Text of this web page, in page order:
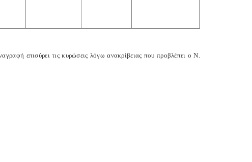
επισύρει τις κυρώσεις λόγω ανακρίβειας που προβλέπει ο Ν.